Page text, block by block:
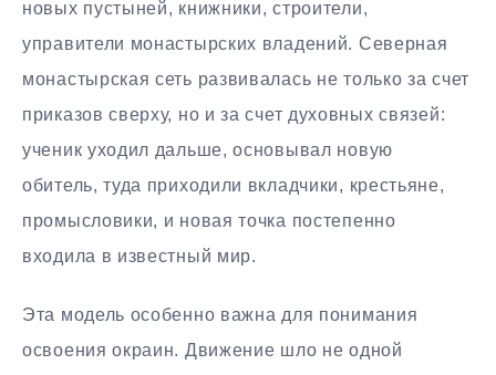
новых пустыней, книжники, строители,
управители монастырских владений. Северная
монастырская сеть развивалась не только за счет
приказов сверху, но и за счет духовных связей:
ученик уходил дальше, основывал новую
обитель, туда приходили вкладчики, крестьяне,
промысловики, и новая точка постепенно
входила в известный мир.
Эта модель особенно важна для понимания
освоения окраин. Движение шло не одной